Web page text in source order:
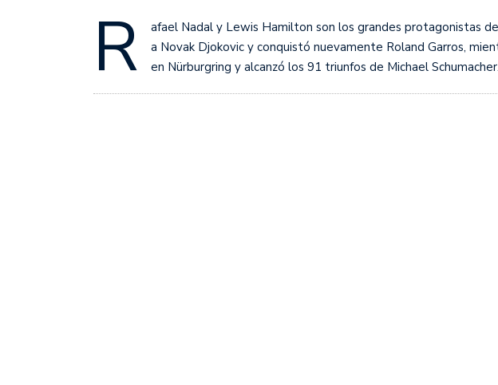
R
afael Nadal y Lewis Hamilton son los grandes protagonistas
a Novak Djokovic y conquistó nuevamente Roland Garros,
en Nürburgring y alcanzó los 91 triunfos de Michael Schumacher.